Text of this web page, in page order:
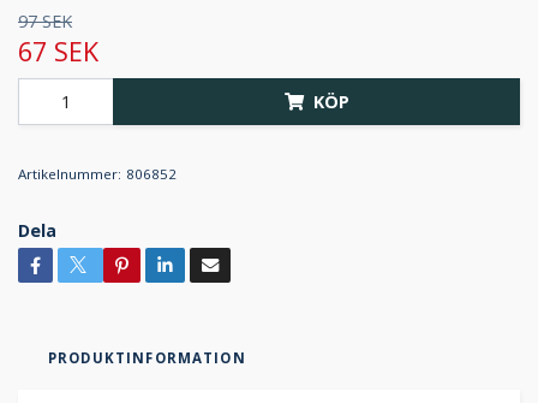
97 SEK
67 SEK
KÖP
Artikelnummer: 806852
Dela
PRODUKTINFORMATION